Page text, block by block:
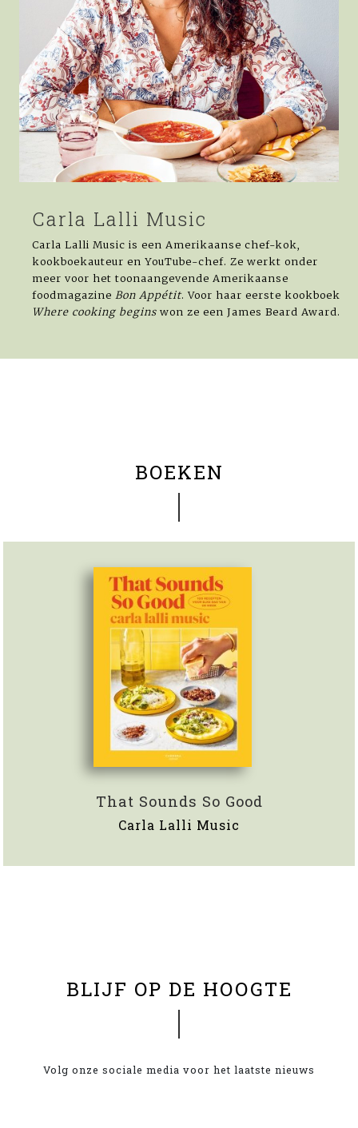
Carla Lalli Music
Carla Lalli Music is een Amerikaanse chef-kok,
kookboekauteur en YouTube-chef. Ze werkt onder
meer voor het toonaangevende Amerikaanse
foodmagazine Bon Appétit. Voor haar eerste kookboek
Where cooking begins won ze een James Beard Award.
BOEKEN
That Sounds So Good
Carla Lalli Music
BLIJF OP DE HOOGTE
Volg onze sociale media voor het laatste nieuws